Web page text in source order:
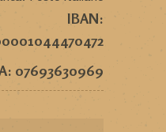
IBAN:
07693630969